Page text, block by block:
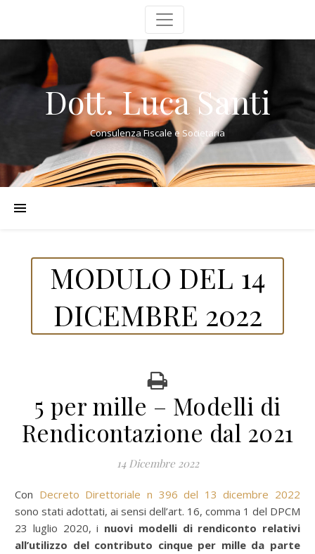
Dott. Luca Santi
Consulenza Fiscale e Societaria
MODULO DEL 14
DICEMBRE 2022
5 per mille – Modelli di
Rendicontazione dal 2021
14 Dicembre 2022
Con Decreto Direttoriale n 396 del 13 dicembre 2022
sono stati adottati, ai sensi dell’art. 16, comma 1 del DPCM
23 luglio 2020, i nuovi modelli di rendiconto relativi
all’utilizzo del contributo cinque per mille da parte